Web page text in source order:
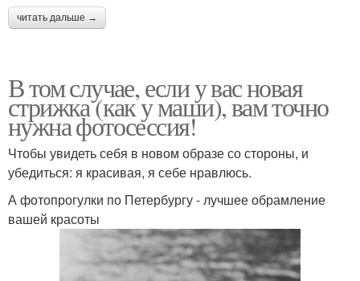
читать дальше →
В том случае, если у вас новая
стрижка (как у маши), вам точно
нужна фотосессия!
Чтобы увидеть себя в новом образе со стороны, и
убедиться: я красивая, я себе нравлюсь.
А фотопрогулки по Петербургу - лучшее обрамление
вашей красоты